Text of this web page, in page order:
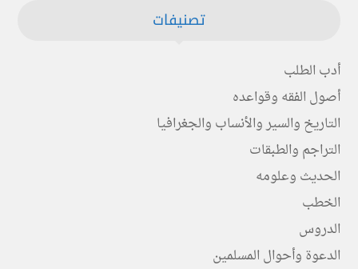
تصنيفات
أدب الطلب
أصول الفقه وقواعده
التاريخ والسير والأنساب والجغرافيا
التراجم والطبقات
الحديث وعلومه
الخطب
الدروس
الدعوة وأحوال المسلمين